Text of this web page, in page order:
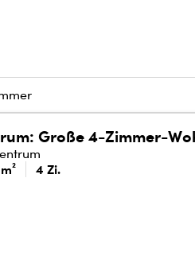
Große 4-Zimmer-
4 Zi.